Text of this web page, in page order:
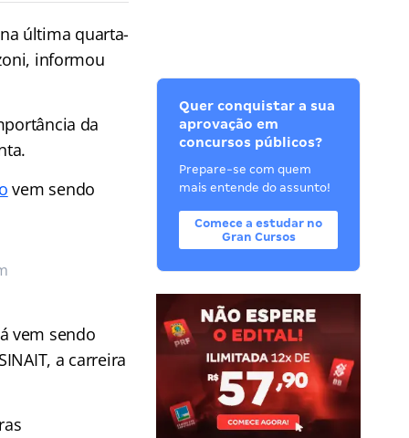
última quarta-
informou
da
vem sendo
vem sendo
a carreira
Quer conquistar a sua
aprovação em
concursos públicos?
Prepare-se com quem
mais entende do assunto!
Comece a estudar no
Gran Cursos